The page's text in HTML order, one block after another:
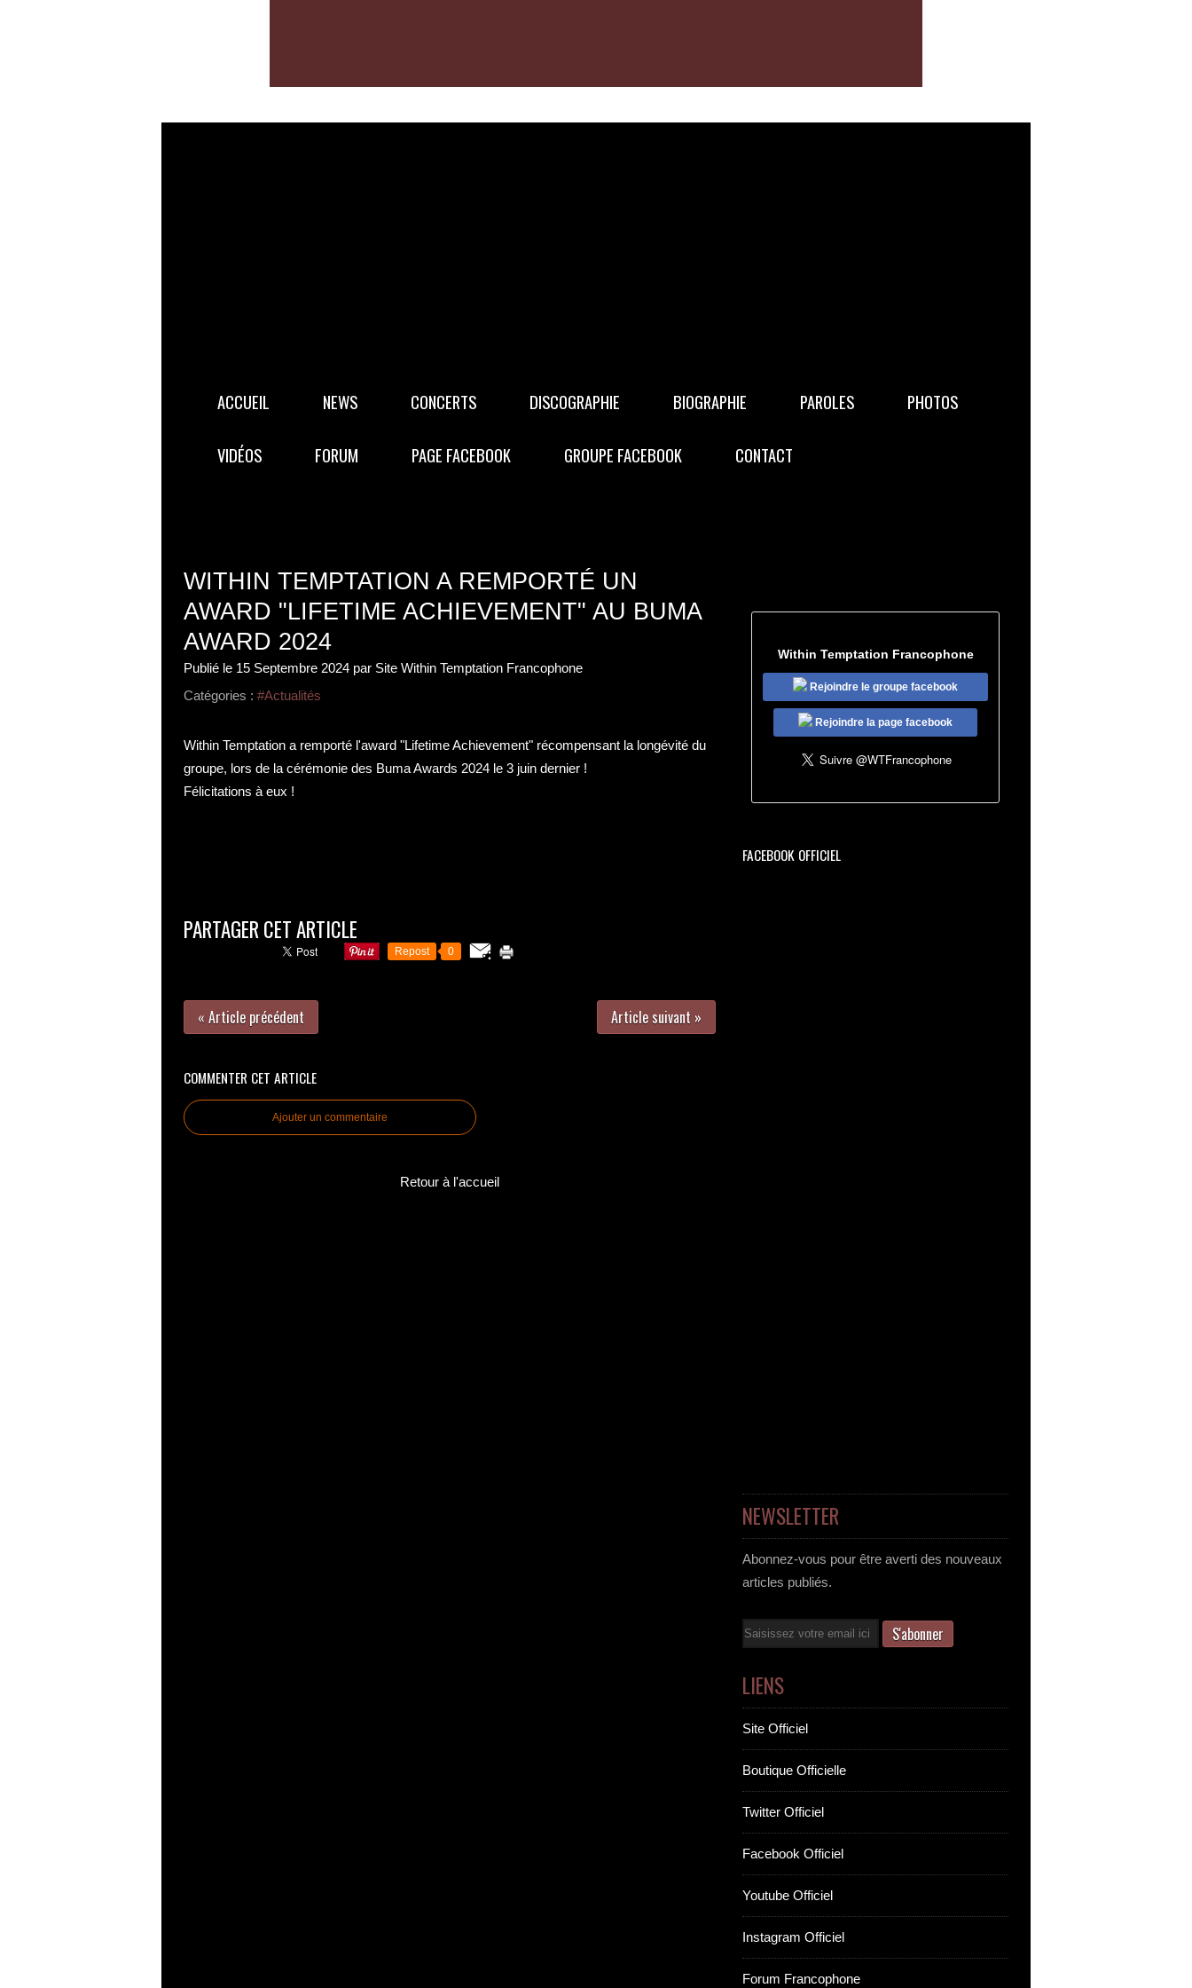
ACCUEIL NEWS CONCERTS DISCOGRAPHIE BIOGRAPHIE PAROLES PHOTOS
VIDÉOS FORUM PAGE FACEBOOK GROUPE FACEBOOK CONTACT
WITHIN TEMPTATION A REMPORTÉ UN
AWARD "LIFETIME ACHIEVEMENT" AU BUMA
AWARD 2024
Publié le 15 Septembre 2024 par Site Within Temptation Francophone
Catégories : #Actualités
Within Temptation a remporté l'award "Lifetime Achievement" récompensant la longévité du
groupe, lors de la cérémonie des Buma Awards 2024 le 3 juin dernier !
Félicitations à eux !
PARTAGER CET ARTICLE
Repost 0
« Article précédent Article suivant »
COMMENTER CET ARTICLE
Ajouter un commentaire
Retour à l'accueil
Within Temptation Francophone
Rejoindre le groupe facebook
Rejoindre la page facebook
FACEBOOK OFFICIEL
NEWSLETTER
Abonnez-vous pour être averti des nouveaux
articles publiés.
Email
LIENS
Site Officiel
Boutique Officielle
Twitter Officiel
Facebook Officiel
Youtube Officiel
Instagram Officiel
Forum Francophone